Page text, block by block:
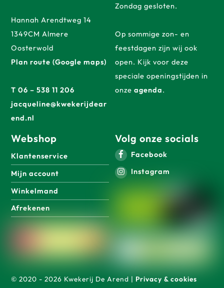
Hannah Arendtweg 14
1349CM Almere
Oosterwold
Plan route (Google maps)
T 06 – 538 11 206
jacqueline@kwekerijdear
end.nl
Zondag gesloten.
Op sommige zon- en
feestdagen zijn wij ook
open. Kijk voor deze
speciale openingstijden in
onzeagenda.
Webshop
Klantenservice
Mijn account
Winkelmand
Afrekenen
Volg onze socials
Facebook
Instagram
© 2020 - 2026 Kwekerij De Arend | Privacy & cookies